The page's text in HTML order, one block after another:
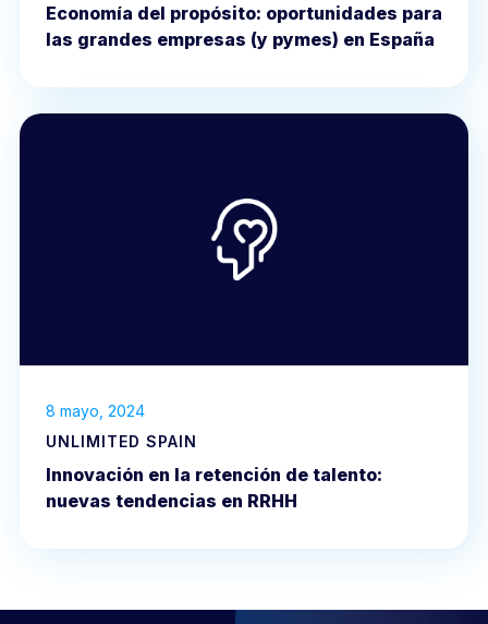
Economía del propósito: oportunidades para
las grandes empresas (y pymes) en España
8 mayo, 2024
UNLIMITED SPAIN
Innovación en la retención de talento:
nuevas tendencias en RRHH